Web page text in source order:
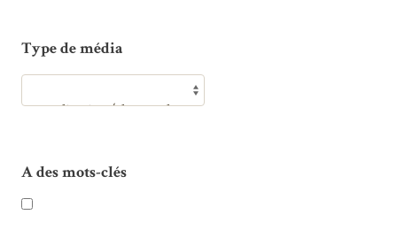
Type de média
A des mots-clés